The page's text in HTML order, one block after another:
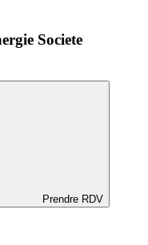
Societe
Prendre RDV